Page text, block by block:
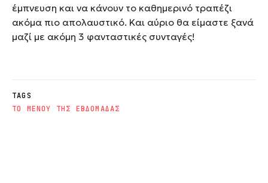
έμπνευση και να κάνουν το καθημερινό τραπέζι
ακόμα πιο απολαυστικό. Και αύριο θα είμαστε ξανά
μαζί με ακόμη 3 φανταστικές συνταγές!
TAGS
ΤΟ ΜΕΝΟΥ ΤΗΣ ΕΒΔΟΜΑΔΑΣ